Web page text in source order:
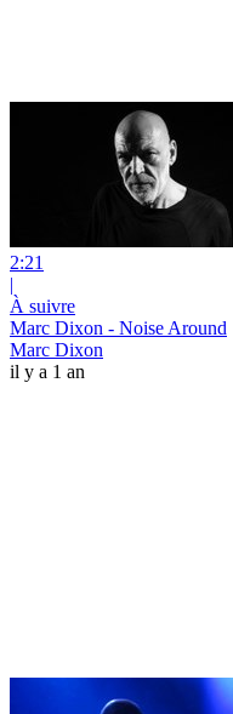
2:21
|
À suivre
Marc Dixon - Noise Around
Marc Dixon
il y a 1 an